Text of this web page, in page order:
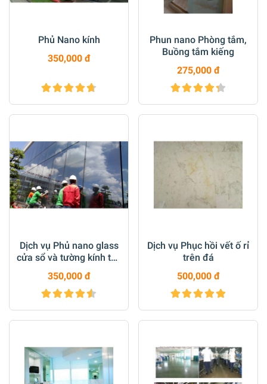
Phủ Nano kính
350,000 đ
Phun nano Phòng tắm,
Buồng tắm kiếng
275,000 đ
Dịch vụ Phủ nano glass
cửa sổ và tường kính toà
nhà, căn hộ
350,000 đ
Dịch vụ Phục hồi vết ố rỉ
trên đá
500,000 đ